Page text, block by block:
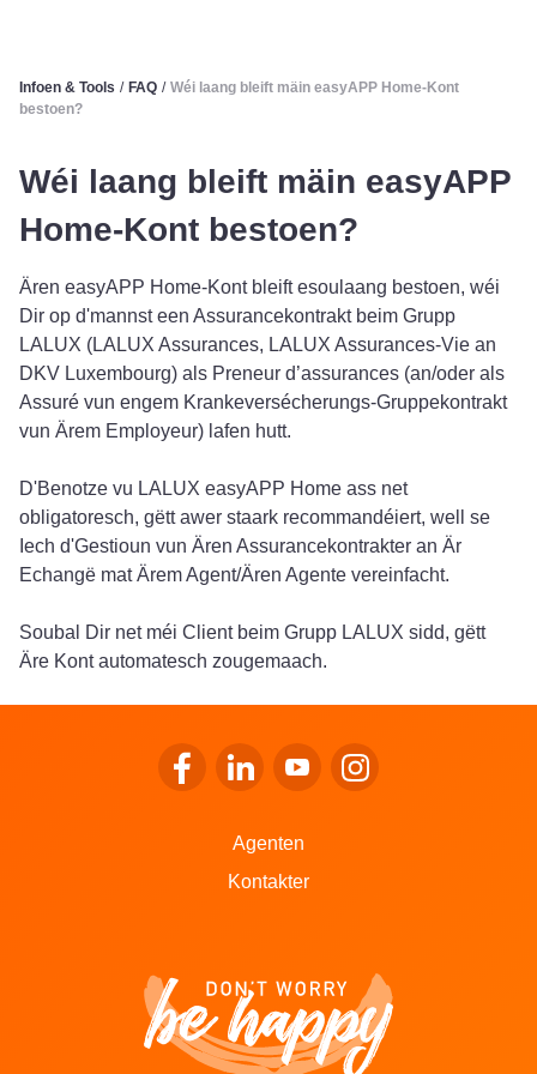
Infoen & Tools / FAQ / Wéi laang bleift mäin easyAPP Home-Kont
bestoen?
Wéi laang bleift mäin easyAPP
Home-Kont bestoen?
Ären easyAPP Home-Kont bleift esoulaang bestoen, wéi
Dir op d'mannst een Assurancekontrakt beim Grupp
LALUX (LALUX Assurances, LALUX Assurances-Vie an
DKV Luxembourg) als Preneur d’assurances (an/oder als
Assuré vun engem Krankeversécherungs-Gruppekontrakt
vun Ärem Employeur) lafen hutt.
D'Benotze vu LALUX easyAPP Home ass net
obligatoresch, gëtt awer staark recommandéiert, well se
Iech d'Gestioun vun Ären Assurancekontrakter an Är
Echangë mat Ärem Agent/Ären Agente vereinfacht.
Soubal Dir net méi Client beim Grupp LALUX sidd, gëtt
Äre Kont automatesch zougemaach.
Op de Facebook vu LALUX goen
Op de LinkedIn vu LALUX goen
Op de YouTube vu LALUX
Op den Instagram vu
Agenten
Kontakter